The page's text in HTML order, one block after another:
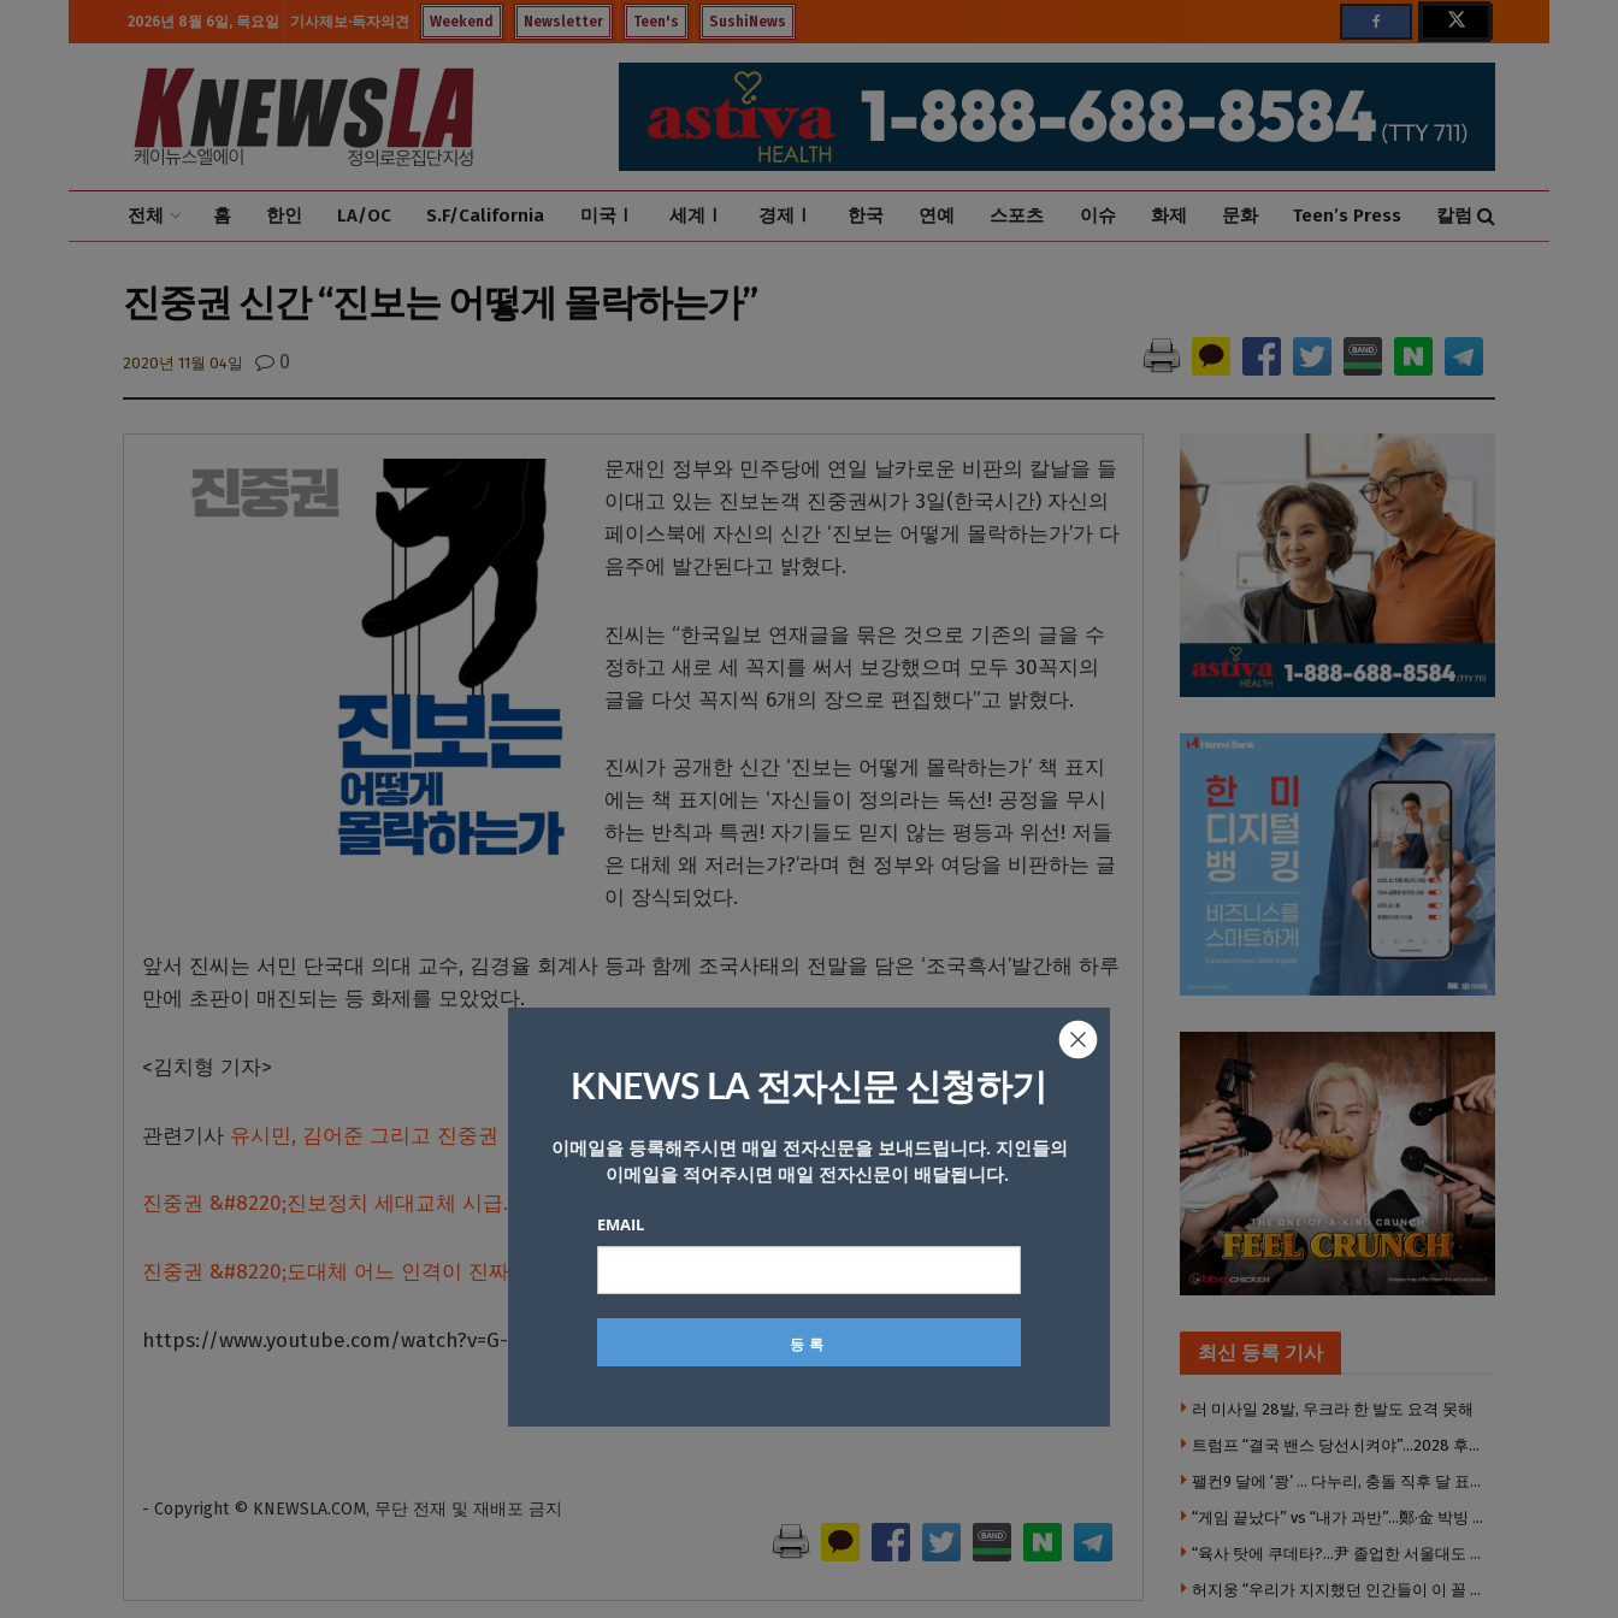
2026년 8월 6일, 목요일 기사제보·독자의견 Weekend Newsletter Teen's SushiNews
전체 홈 한인 LA/OC S.F/California 미국Ⅰ 세계Ⅰ 경제Ⅰ 한국 연예 스포츠 이슈 화제 문화 Teen’s Press 칼럼
진중권 신간 “진보는 어떻게 몰락하는가”
2020년 11월 04일 0
문재인 정부와 민주당에 연일 날카로운 비판의 칼날을 들
이대고 있는 진보논객 진중권씨가 3일(한국시간) 자신의
페이스북에 자신의 신간 ‘진보는 어떻게 몰락하는가’가 다
음주에 발간된다고 밝혔다.
진씨는 “한국일보 연재글을 묶은 것으로 기존의 글을 수
정하고 새로 세 꼭지를 써서 보강했으며 모두 30꼭지의
글을 다섯 꼭지씩 6개의 장으로 편집했다”고 밝혔다.
진씨가 공개한 신간 ‘진보는 어떻게 몰락하는가’ 책 표지
에는 책 표지에는 ‘자신들이 정의라는 독선! 공정을 무시
하는 반칙과 특권! 자기들도 믿지 않는 평등과 위선! 저들
은 대체 왜 저러는가?’라며 현 정부와 여당을 비판하는 글
이 장식되었다.
앞서 진씨는 서민 단국대 의대 교수, 김경율 회계사 등과 함께 조국사태의 전말을 담은 ‘조국흑서’발간해 하루
만에 초판이 매진되는 등 화제를 모았었다.
<김치형 기자>
관련기사 유시민, 김어준 그리고 진중권
진중권 &#8220;진보정치 세대교체 시급..다들 미쳤다&#8221;
진중권 &#8220;도대체 어느 인격이 진짜 조국인지 모르겠다&#8221;
https://www.youtube.com/watch?v=G-eZnUWutsM&t=3s
- Copyright © KNEWSLA.COM, 무단 전재 및 재배포 금지
최신 등록 기사
러 미사일 28발, 우크라 한 발도 요격 못해
트럼프 “결국 밴스 당선시켜야”…2028 후계 구도 힘 싣나
팰컨9 달에 ‘쾅’ … 다누리, 충돌 직후 달 표면 촬영 유일 탐사선
“게임 끝났다” vs “내가 과반”…鄭·金 박빙 전대 서로 우위 주장
“육사 탓에 쿠데타?…尹 졸업한 서울대도 없애야 하나”
허지웅 “우리가 지지했던 인간들이 이 꼴 만들었다”
KNEWS LA 전자신문 신청하기
이메일을 등록해주시면 매일 전자신문을 보내드립니다. 지인들의
이메일을 적어주시면 매일 전자신문이 배달됩니다.
EMAIL